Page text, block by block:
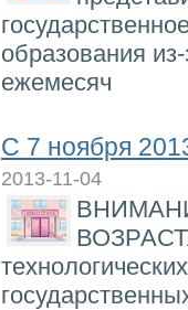
образования
ежемесяч
С 7 ноября
2013-11-04